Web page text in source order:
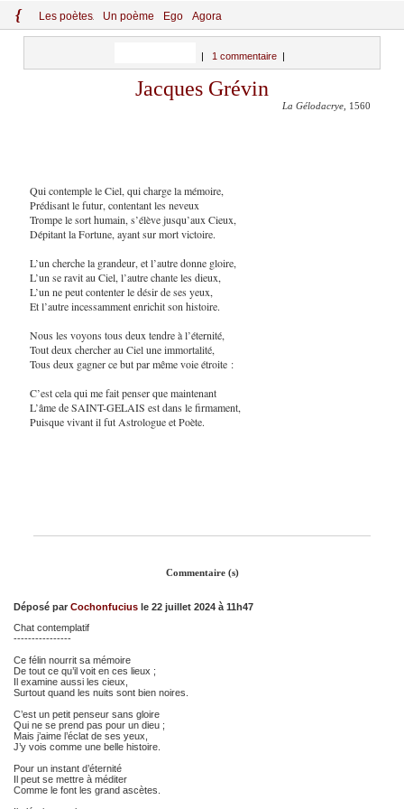
{ Les poètes Un poème Ego Agora
| 1 commentaire|
Jacques Grévin
La Gélodacrye , 1560
Qui contemple le Ciel, qui charge la mémoire,
Prédisant le futur, contentant les neveux
Trompe le sort humain, s’élève jusqu’aux Cieux,
Dépitant la Fortune, ayant sur mort victoire.
L’un cherche la grandeur, et l’autre donne gloire,
L’un se ravit au Ciel, l’autre chante les dieux,
L’un ne peut contenter le désir de ses yeux,
Et l’autre incessamment enrichit son histoire.
Nous les voyons tous deux tendre à l’éternité,
Tout deux chercher au Ciel une immortalité,
Tous deux gagner ce but par même voie étroite :
C’est cela qui me fait penser que maintenant
L’âme de SAINT-GELAIS est dans le firmament,
Puisque vivant il fut Astrologue et Poète.
Commentaire (s)
Déposé par Cochonfucius le 22 juillet 2024 à 11h47
Chat contemplatif
----------------
Ce félin nourrit sa mémoire
De tout ce qu’il voit en ces lieux ;
Il examine aussi les cieux,
Surtout quand les nuits sont bien noires.
C’est un petit penseur sans gloire
Qui ne se prend pas pour un dieu ;
Mais j’aime l’éclat de ses yeux,
J’y vois comme une belle histoire.
Pour un instant d’éternité
Il peut se mettre à méditer
Comme le font les grand ascètes.